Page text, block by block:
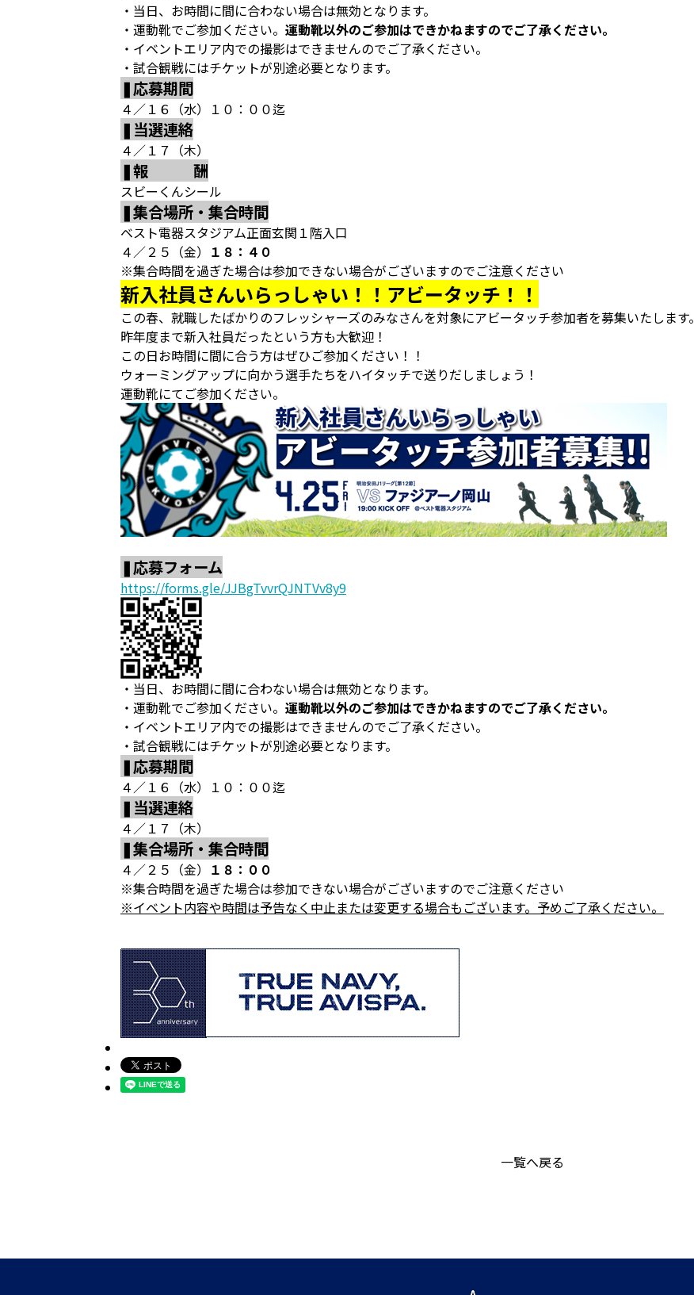
・当日、お時間に間に合わない場合は無効となります。
・運動靴でご参加ください。 運動靴以外のご参加はできかねますのでご了承ください。
・イベントエリア内での撮影はできませんのでご了承ください。
・試合観戦にはチケットが別途必要となります。
❚応募期間
４／１６（水）１０：００迄
❚当選連絡
４／１７（木）
❚報 酬
スビーくんシール
❚集合場所・集合時間
ベスト電器スタジアム正面玄関１階入口
４／２５（金） １８：４０
※集合時間を過ぎた場合は参加できない場合がございますのでご注意ください
新入社員さんいらっしゃい！！アビータッチ！！
この春、就職したばかりのフレッシャーズのみなさんを対象にアビータッチ参加者を募集いたします。
昨年度まで新入社員だったという方も大歓迎！
この日お時間に間に合う方はぜひご参加ください！！
ウォーミングアップに向かう選手たちをハイタッチで送りだしましょう！
運動靴にてご参加ください。
❚応募フォーム
https://forms.gle/JJBgTvvrQJNTVv8y9
・当日、お時間に間に合わない場合は無効となります。
・運動靴でご参加ください。 運動靴以外のご参加はできかねますのでご了承ください。
・イベントエリア内での撮影はできませんのでご了承ください。
・試合観戦にはチケットが別途必要となります。
❚応募期間
４／１６（水）１０：００迄
❚当選連絡
４／１７（木）
❚集合場所・集合時間
４／２５（金） １８：００
※集合時間を過ぎた場合は参加できない場合がございますのでご注意ください
※イベント内容や時間は予告なく中止または変更する場合もございます。予めご了承ください。
一覧へ戻る